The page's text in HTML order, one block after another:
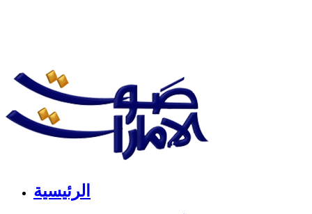
الرئيسية